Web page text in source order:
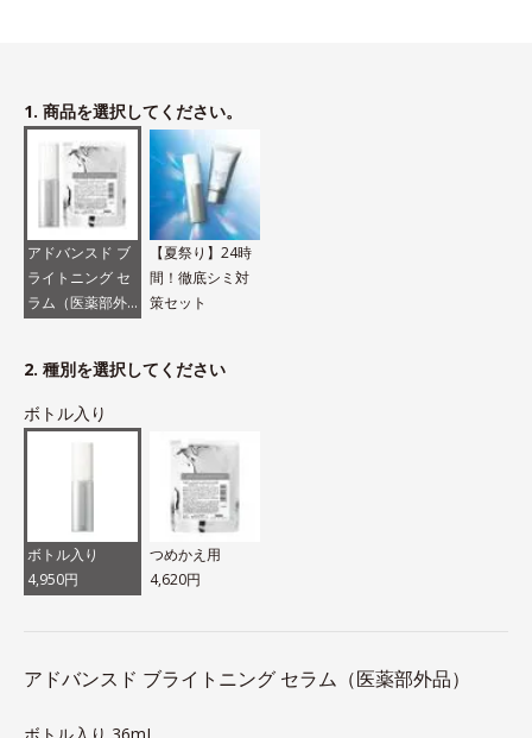
1. 商品を選択してください。
アドバンスド ブ
ライトニング セ
ラム（医薬部外
【夏祭り】24時
間！徹底シミ対
策セット
2. 種別を選択してください
ボトル入り
ボトル入り
4,950円
つめかえ用
4,620円
アドバンスド ブライトニング セラム（医薬部外品）